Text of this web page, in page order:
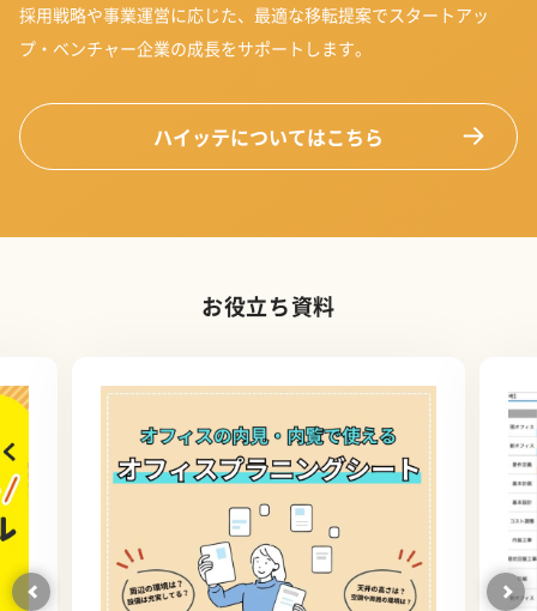
採用戦略や事業運営に応じた、最適な移転提案でスタートアッ
プ・ベンチャー企業の成長をサポートします。
ハイッテについてはこちら
お役立ち資料